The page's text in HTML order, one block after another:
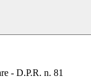
- D.P.R. n. 81